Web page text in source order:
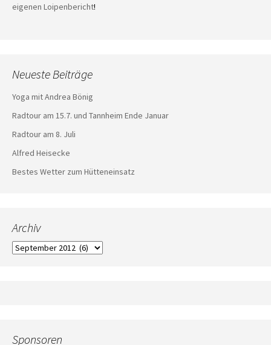
eigenen Loipenbericht!
Neueste Beiträge
Yoga mit Andrea Bönig
Radtour am 15.7. und Tannheim Ende Januar
Radtour am 8. Juli
Alfred Heisecke
Bestes Wetter zum Hütteneinsatz
Archiv
Archiv
Sponsoren